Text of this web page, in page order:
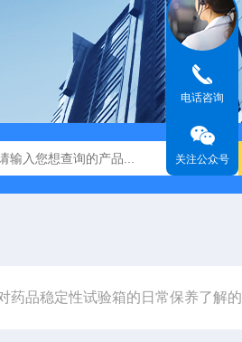
电热板 恒温恒湿生化培养箱
药品稳定性试验箱的日常保养了解
电话咨询
关注公众号